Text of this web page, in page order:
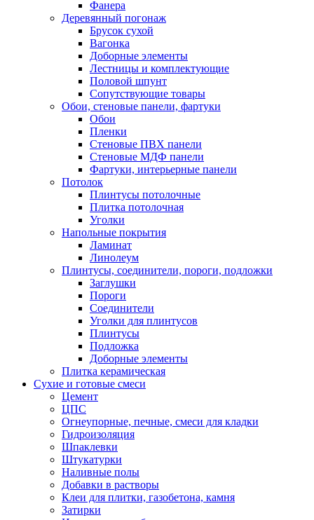
Фанера
Деревянный погонаж
Брусок сухой
Вагонка
Доборные элементы
Лестницы и комплектующие
Половой шпунт
Сопутствующие товары
Обои, стеновые панели, фартуки
Обои
Пленки
Стеновые ПВХ панели
Стеновые МДФ панели
Фартуки, интерьерные панели
Потолок
Плинтусы потолочные
Плитка потолочная
Уголки
Напольные покрытия
Ламинат
Линолеум
Плинтусы, соединители, пороги, подложки
Заглушки
Пороги
Соединители
Уголки для плинтусов
Плинтусы
Подложка
Доборные элементы
Плитка керамическая
Сухие и готовые смеси
Цемент
ЦПС
Огнеупорные, печные, смеси для кладки
Гидроизоляция
Шпаклевки
Штукатурки
Наливные полы
Добавки в растворы
Клеи для плитки, газобетона, камня
Затирки